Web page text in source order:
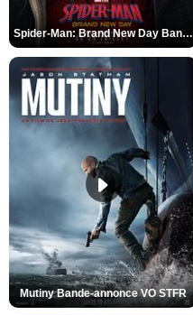
Spider-Man: Brand New Day Bande-annonce VO STFR
Mutiny Bande-annonce VO STFR